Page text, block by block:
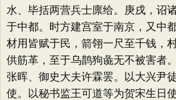
水、毕括两营兵士廪给。庚戌，诏
于中都。时方建宫室于南京，又中
材用皆赋于民，箭翎一尺至千钱，
供筋革，至于乌鹊狗彘无不被害者
张晖、御史大夫许霖罢。以大兴尹
使。以秘书监王可道等为贺宋生日